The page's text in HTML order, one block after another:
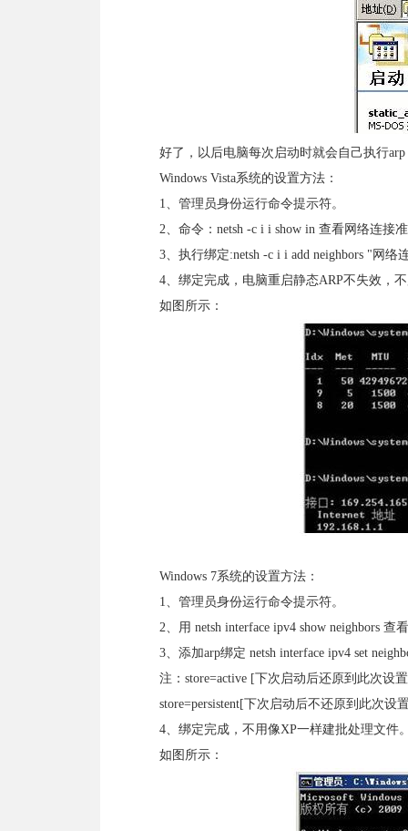
好了，以后电脑每次启动时就会自己执行
Windows Vista系统的设置方法：
1、管理员身份运行命令提示符。
2、命令：netsh -c i i show in 查看网络连接
3、执行绑定:netsh -c i i add neighbors "网
4、绑定完成，电脑重启静态ARP不失效，
如图所示：
Windows 7系统的设置方法：
1、管理员身份运行命令提示符。
2、用 netsh interface ipv4 show neighbors 查
3、添加arp绑定 netsh interface ipv4 set
注：store=active [下次启动后还原到此次设
store=persistent[下次启动后不还原到此次
4、绑定完成，不用像XP一样建批处理文件
如图所示：